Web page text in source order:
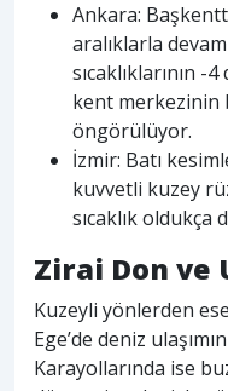
Ankara:
aralıklarla
sıcaklıklarının -
kent merkezinin
öngörülüyor.
İzmir: Batı
kuvvetli kuzey
sıcaklık oldukça
Zirai Don ve
Kuzeyli yönlerden
Ege’de deniz
Karayollarında ise